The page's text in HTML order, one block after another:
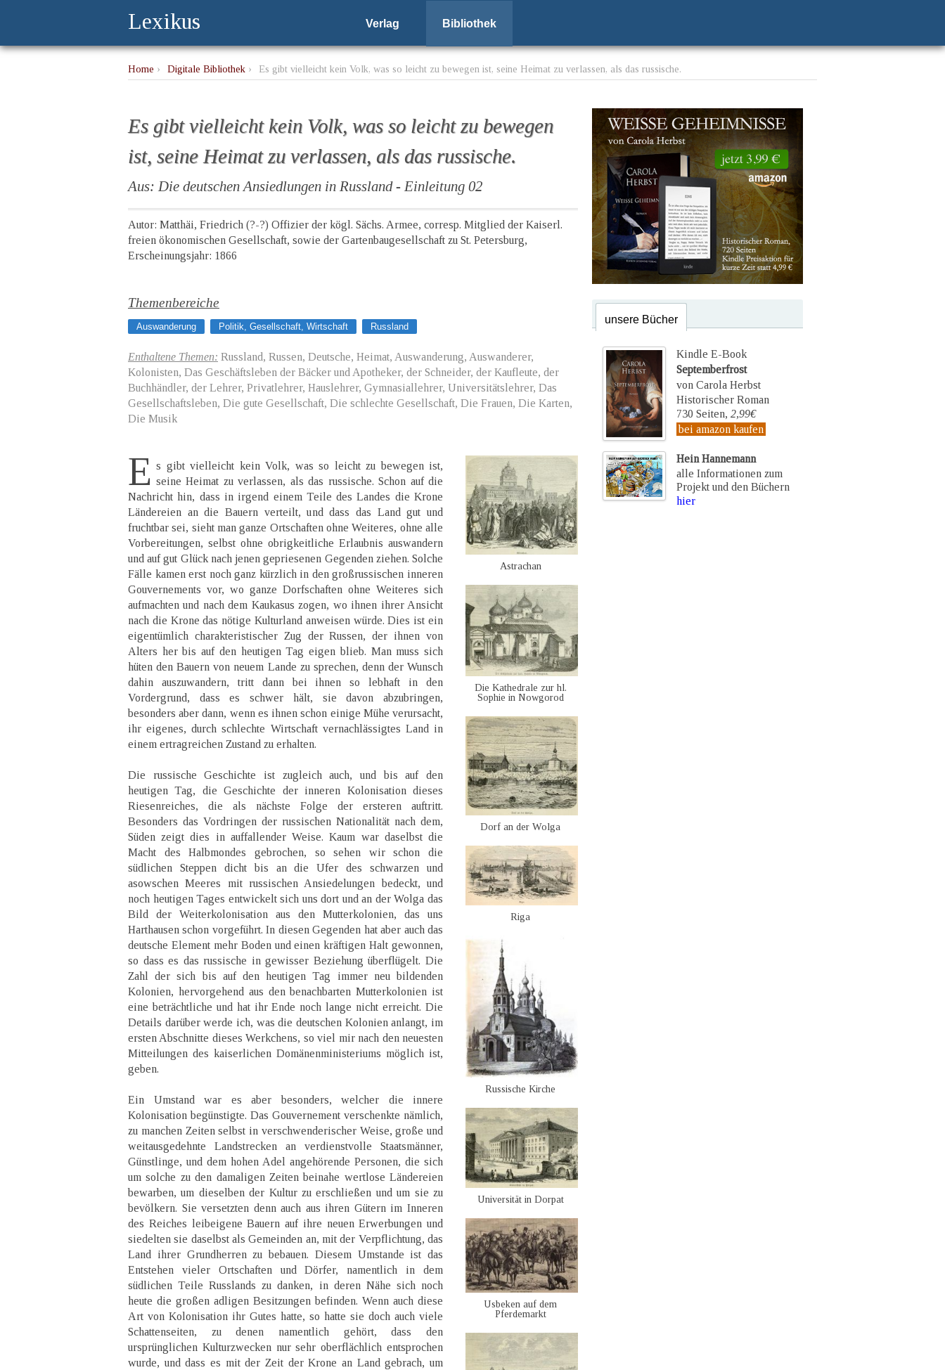
Lexikus Verlag Bibliothek
Home › Digitale Bibliothek › Es gibt vielleicht kein Volk, was so leicht zu bewegen ist, seine Heimat zu verlassen, als das russische.
Es gibt vielleicht kein Volk, was so leicht zu bewegen
ist, seine Heimat zu verlassen, als das russische.
Aus: Die deutschen Ansiedlungen in Russland - Einleitung 02
Autor: Matthäi, Friedrich (?-?) Offizier der kögl. Sächs. Armee, corresp. Mitglied der Kaiserl.
freien ökonomischen Gesellschaft, sowie der Gartenbaugesellschaft zu St. Petersburg,
Erscheinungsjahr: 1866
Themenbereiche
Auswanderung Politik, Gesellschaft, Wirtschaft Russland
Enthaltene Themen: Russland, Russen, Deutsche, Heimat, Auswanderung, Auswanderer,
Kolonisten, Das Geschäftsleben der Bäcker und Apotheker, der Schneider, der Kaufleute, der
Buchhändler, der Lehrer, Privatlehrer, Hauslehrer, Gymnasiallehrer, Universitätslehrer, Das
Gesellschaftsleben, Die gute Gesellschaft, Die schlechte Gesellschaft, Die Frauen, Die Karten,
Die Musik
E s gibt vielleicht kein Volk, was so leicht zu bewegen ist,
seine Heimat zu verlassen, als das russische. Schon auf die
Nachricht hin, dass in irgend einem Teile des Landes die Krone
Ländereien an die Bauern verteilt, und dass das Land gut und
fruchtbar sei, sieht man ganze Ortschaften ohne Weiteres, ohne alle
Vorbereitungen, selbst ohne obrigkeitliche Erlaubnis auswandern
und auf gut Glück nach jenen gepriesenen Gegenden ziehen. Solche
Fälle kamen erst noch ganz kürzlich in den großrussischen inneren
Gouvernements vor, wo ganze Dorfschaften ohne Weiteres sich
aufmachten und nach dem Kaukasus zogen, wo ihnen ihrer Ansicht
nach die Krone das nötige Kulturland anweisen würde. Dies ist ein
eigentümlich charakteristischer Zug der Russen, der ihnen von
Alters her bis auf den heutigen Tag eigen blieb. Man muss sich
hüten den Bauern von neuem Lande zu sprechen, denn der Wunsch
dahin auszuwandern, tritt dann bei ihnen so lebhaft in den
Vordergrund, dass es schwer hält, sie davon abzubringen,
besonders aber dann, wenn es ihnen schon einige Mühe verursacht,
ihr eigenes, durch schlechte Wirtschaft vernachlässigtes Land in
einem ertragreichen Zustand zu erhalten.
Die russische Geschichte ist zugleich auch, und bis auf den
heutigen Tag, die Geschichte der inneren Kolonisation dieses
Riesenreiches, die als nächste Folge der ersteren auftritt.
Besonders das Vordringen der russischen Nationalität nach dem,
Süden zeigt dies in auffallender Weise. Kaum war daselbst die
Macht des Halbmondes gebrochen, so sehen wir schon die
südlichen Steppen dicht bis an die Ufer des schwarzen und
asowschen Meeres mit russischen Ansiedelungen bedeckt, und
noch heutigen Tages entwickelt sich uns dort und an der Wolga das
Bild der Weiterkolonisation aus den Mutterkolonien, das uns
Harthausen schon vorgeführt. In diesen Gegenden hat aber auch das
deutsche Element mehr Boden und einen kräftigen Halt gewonnen,
so dass es das russische in gewisser Beziehung überflügelt. Die
Zahl der sich bis auf den heutigen Tag immer neu bildenden
Kolonien, hervorgehend aus den benachbarten Mutterkolonien ist
eine beträchtliche und hat ihr Ende noch lange nicht erreicht. Die
Details darüber werde ich, was die deutschen Kolonien anlangt, im
ersten Abschnitte dieses Werkchens, so viel mir nach den neuesten
Mitteilungen des kaiserlichen Domänenministeriums möglich ist,
geben.
Ein Umstand war es aber besonders, welcher die innere
Kolonisation begünstigte. Das Gouvernement verschenkte nämlich,
zu manchen Zeiten selbst in verschwenderischer Weise, große und
weitausgedehnte Landstrecken an verdienstvolle Staatsmänner,
Günstlinge, und dem hohen Adel angehörende Personen, die sich
um solche zu den damaligen Zeiten beinahe wertlose Ländereien
bewarben, um dieselben der Kultur zu erschließen und um sie zu
bevölkern. Sie versetzten denn auch aus ihren Gütern im Inneren
des Reiches leibeigene Bauern auf ihre neuen Erwerbungen und
siedelten sie daselbst als Gemeinden an, mit der Verpflichtung, das
Land ihrer Grundherren zu bebauen. Diesem Umstande ist das
Entstehen vieler Ortschaften und Dörfer, namentlich in dem
südlichen Teile Russlands zu danken, in deren Nähe sich noch
heute die großen adligen Besitzungen befinden. Wenn auch diese
Art von Kolonisation ihr Gutes hatte, so hatte sie doch auch viele
Schattenseiten, zu denen namentlich gehört, dass den
ursprünglichen Kulturzwecken nur sehr oberflächlich entsprochen
wurde, und dass es mit der Zeit der Krone an Land gebrach, um
Astrachan
Die Kathedrale zur hl.
Sophie in Nowgorod
Dorf an der Wolga
Riga
Russische Kirche
Universität in Dorpat
Usbeken auf dem
Pferdemarkt
unsere Bücher
Kindle E-Book
Septemberfrost
von Carola Herbst
Historischer Roman
730 Seiten, 2,99€
bei amazon kaufen
Hein Hannemann
alle Informationen zum
Projekt und den Büchern
hier